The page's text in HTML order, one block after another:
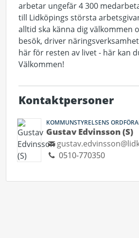
arbetar ungefär 4 300
till Lidköpings största
alltid ska känna dig välkommen
besök, driver
här för resten av livet - här kan
Välkommen!
Kontaktpersoner
KOMMUNSTYRELSENS
Gustav Edvinsson (S)
0510-770350